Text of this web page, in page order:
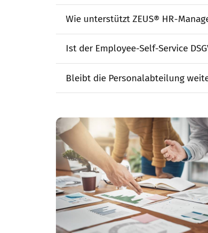
Wie unterstützt ZEUS® HR-
Ist der Employee-Self-Service
Bleibt die Personalabteilung